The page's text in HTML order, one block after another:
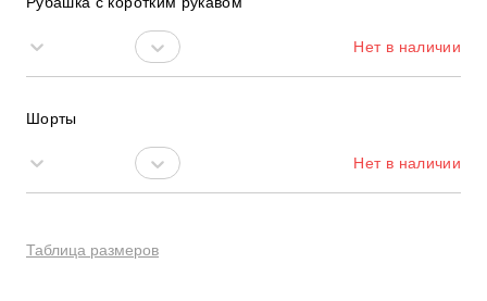
S Нет в наличии
Шорты
S Нет в наличии
Таблица размеров